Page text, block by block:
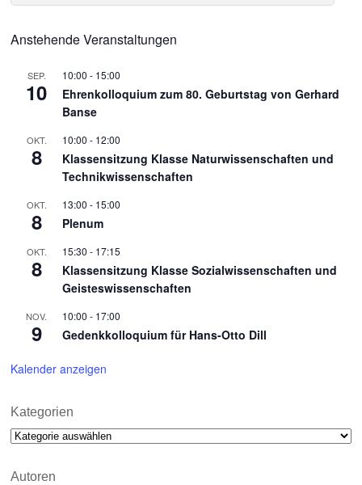
Anstehende Veranstaltungen
SEP.
10
10:00 - 15:00
Ehrenkolloquium zum 80. Geburtstag von Gerhard
Banse
OKT.
8
10:00 - 12:00
Klassensitzung Klasse Naturwissenschaften und
Technikwissenschaften
OKT.
8
13:00 - 15:00
Plenum
OKT.
8
15:30 - 17:15
Klassensitzung Klasse Sozialwissenschaften und
Geisteswissenschaften
NOV.
9
10:00 - 17:00
Gedenkkolloquium für Hans-Otto Dill
Kalender anzeigen
Kategorien
Kategorien
Autoren